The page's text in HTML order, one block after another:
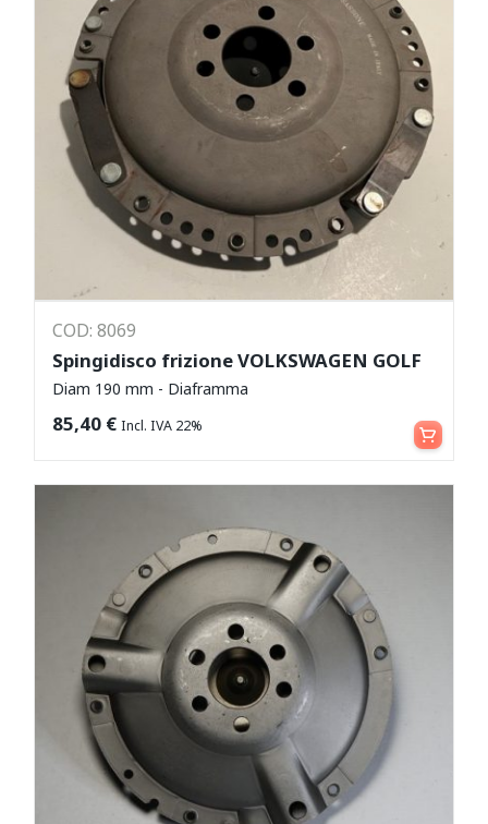
COD: 8069
Spingidisco frizione VOLKSWAGEN GOLF
Diam 190 mm - Diaframma
85,40 € Incl. IVA 22% Aggiungi al carrello